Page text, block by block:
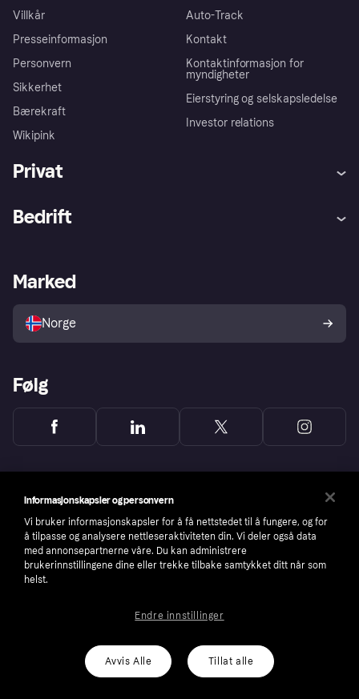
Villkår
Presseinformasjon
Personvern
Sikkerhet
Bærekraft
Wikipink
Auto-Track
Kontakt
Kontaktinformasjon for
myndigheter
Eierstyring og selskapsledelse
Investor relations
Privat
Utforsk butikker
Bedrift
Merchant portal
Marked
Norge
Følg
number: 556737-0431
Cookies Klarna.com
Informasjonskapsler og personvern
Vi bruker informasjonskapsler for å få nettstedet til å fungere, og for
å tilpasse og analysere nettleseraktiviteten din. Vi deler også data
med annonsepartnerne våre. Du kan administrere
brukerinnstillingene dine eller trekke tilbake samtykket ditt når som
helst.
Avvis Alle Tillat alle
Endre innstillinger